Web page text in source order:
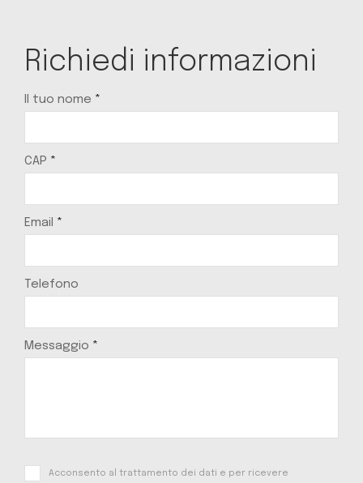
Richiedi informazioni
Il tuo nome *
CAP *
Email *
Telefono
Messaggio *
Acconsento al trattamento dei dati e per ricevere